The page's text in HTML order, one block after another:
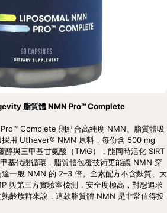
脂質體 NMN Pro™ Complete
Complete 則結合高純度 NMN、脂質體吸
採用 Uthever® NMN 原料，每份含 500 mg
醇與三甲基甘氨酸（TMG），能同時活化 SIRT
基代謝循環，脂質體包覆技術更能讓 NMN 穿
一般 NMN 的 2–3 倍。全素配方不含麩質、大
與第三方實驗室檢測，安全度極高，對想追求
齡族群來說，這款脂質體 NMN 是非常值得投